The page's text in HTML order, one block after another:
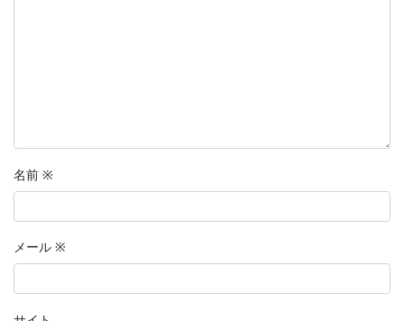
名前 ※
メール ※